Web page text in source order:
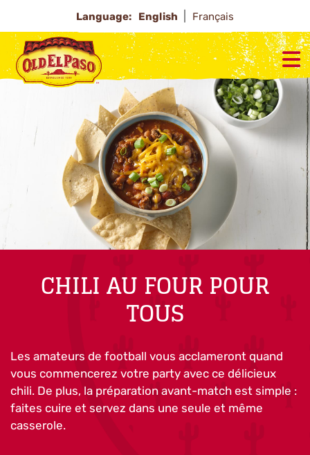
Language: English Français
CHILI AU FOUR POUR
TOUS
Les amateurs de football vous acclameront quand
vous commencerez votre party avec ce délicieux
chili. De plus, la préparation avant-match est simple :
faites cuire et servez dans une seule et même
casserole.